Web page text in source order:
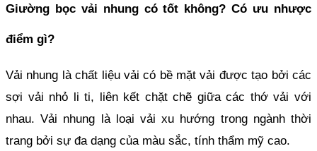
Giường bọc vải nhung có tốt không? Có ưu nhược
điểm gì?
Vải nhung là chất liệu vải có bề mặt vải được tạo bởi các
sợi vải nhỏ li ti, liên kết chặt chẽ giữa các thớ vải với
nhau. Vải nhung là loại vải xu hướng trong ngành thời
trang bởi sự đa dạng của màu sắc, tính thẩm mỹ cao.